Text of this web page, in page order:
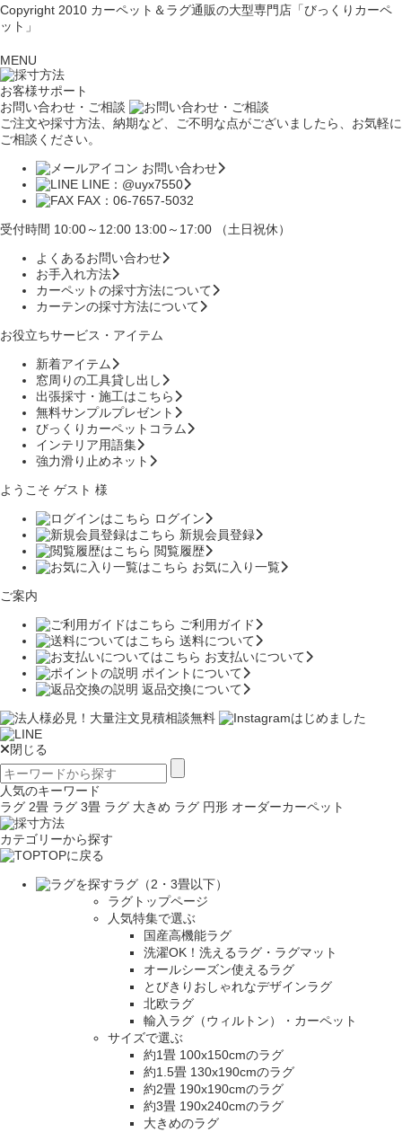
Copyright 2010 カーペット＆ラグ通販の大型専門店「びっくりカーペ
ット」
MENU
お客様サポート
お問い合わせ・ご相談
ご注文や採寸方法、納期など、ご不明な点がございましたら、お気軽に
ご相談ください。
お問い合わせ
LINE：@uyx7550
FAX：06-7657-5032
受付時間 10:00～12:00 13:00～17:00 （土日祝休）
よくあるお問い合わせ
お手入れ方法
カーペットの採寸方法について
カーテンの採寸方法について
お役立ちサービス・アイテム
新着アイテム
窓周りの工具貸し出し
出張採寸・施工はこちら
無料サンプルプレゼント
びっくりカーペットコラム
インテリア用語集
強力滑り止めネット
ようこそ ゲスト 様
ログイン
新規会員登録
閲覧履歴
お気に入り一覧
ご案内
ご利用ガイド
送料について
お支払いについて
ポイントについて
返品交換について
閉じる
人気のキーワード
ラグ 2畳 ラグ 3畳 ラグ 大きめ ラグ 円形 オーダーカーペット
カテゴリーから探す
TOPに戻る
ラグ（2・3畳以下）
ラグトップページ
人気特集で選ぶ
国産高機能ラグ
洗濯OK！洗えるラグ・ラグマット
オールシーズン使えるラグ
とびきりおしゃれなデザインラグ
北欧ラグ
輸入ラグ（ウィルトン）・カーペット
サイズで選ぶ
約1畳 100x150cmのラグ
約1.5畳 130x190cmのラグ
約2畳 190x190cmのラグ
約3畳 190x240cmのラグ
大きめのラグ